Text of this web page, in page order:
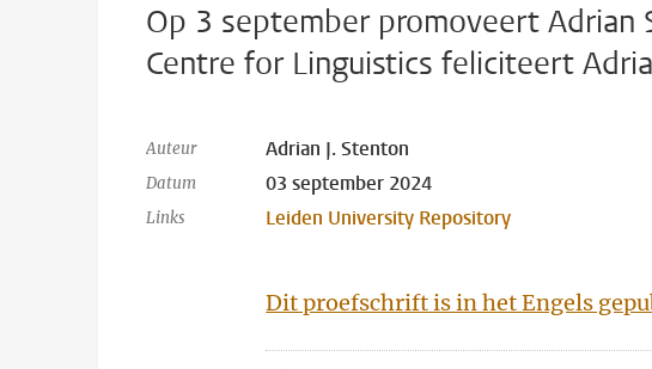
Op 3 september promoveert
Centre for Linguistics feliciteert
Auteur Adrian J. Stenton
Datum 03 september 2024
Links Leiden University Repository
Dit proefschrift is in het Engels